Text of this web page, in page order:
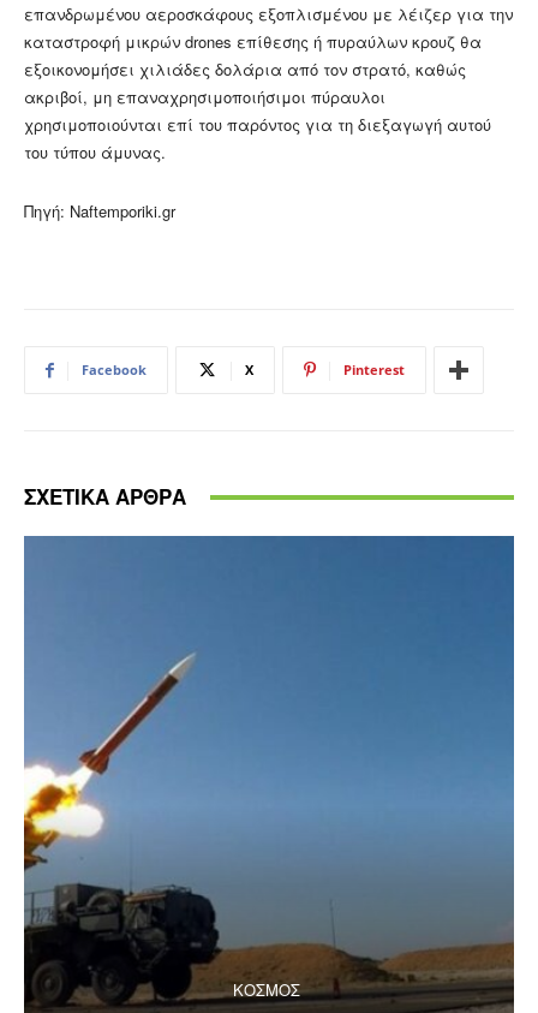
επανδρωμένου αεροσκάφους εξοπλισμένου με λέιζερ για την
καταστροφή μικρών drones επίθεσης ή πυραύλων κρουζ θα
εξοικονομήσει χιλιάδες δολάρια από τον στρατό, καθώς
ακριβοί, μη επαναχρησιμοποιήσιμοι πύραυλοι
χρησιμοποιούνται επί του παρόντος για τη διεξαγωγή αυτού
του τύπου άμυνας.
Πηγή: Naftemporiki.gr
Facebook X Pinterest
ΣΧΕΤΙΚΑ ΑΡΘΡΑ
ΚΟΣΜΟΣ